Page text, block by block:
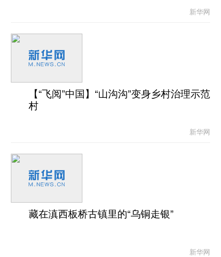
新华网
【“飞阅”中国】“山沟沟”变身乡村治理示范
村
新华网
藏在滇西板桥古镇里的“乌铜走银”
新华网